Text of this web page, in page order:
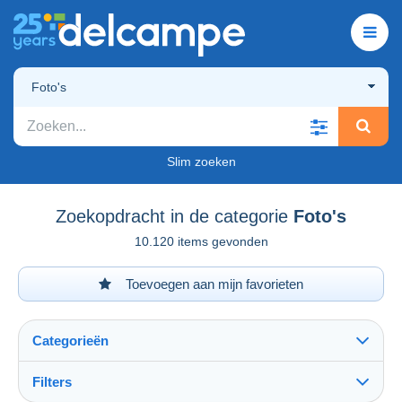
Foto's
Slim zoeken
Zoekopdracht in de categorie Foto's
10.120 items gevonden
Toevoegen aan mijn favorieten
Categorieën
Filters